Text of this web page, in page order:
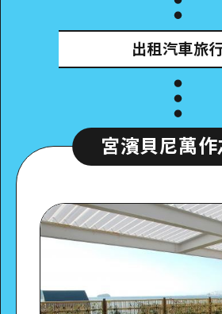
詳細看看
出租汽車旅
宮濱貝尼萬作